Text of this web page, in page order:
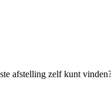
afstelling zelf kunt